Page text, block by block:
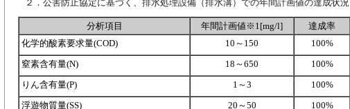
２．公害防止協定に基づく、排水処理設備（排水溝）での年間計画値の達成状況
分析項目 年間計画値※1[mg/l]
達成率
化学的酸素要求量(COD)
10～150
100%
窒素含有量(N)
18～650
100%
りん含有量(P)
1～3
100%
浮遊物質量(SS)
20～50 100%